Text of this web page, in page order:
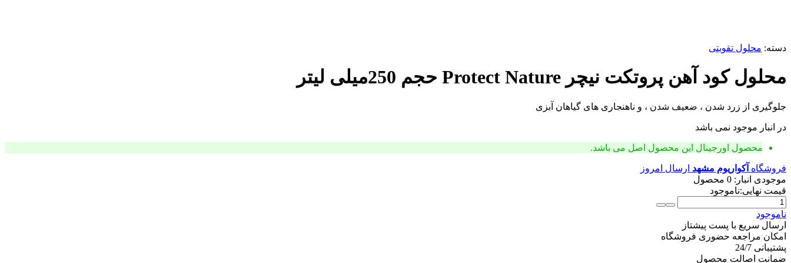
دسته: محلول تقویتی
محلول کود آهن پروتکت نیچر Protect Nature حجم 250میلی لیتر
جلوگیری از زرد شدن ، ضعیف شدن ، و ناهنجاری های گیاهان آبزی
در انبار موجود نمی باشد
محصول اورجینال این محصول اصل می باشد.
فروشگاه آکواریوم مشهد ارسال امروز
موجودی انبار: 0 محصول
قیمت نهایی:ناموجود
محلول
کود
آهن
پروتکت
نیچر
Protect
ناموجود
ارسال سریع با پست پیشتاز
امکان مراجعه حضوری فروشگاه
پشتیبانی 24/7
ضمانت اصالت محصول